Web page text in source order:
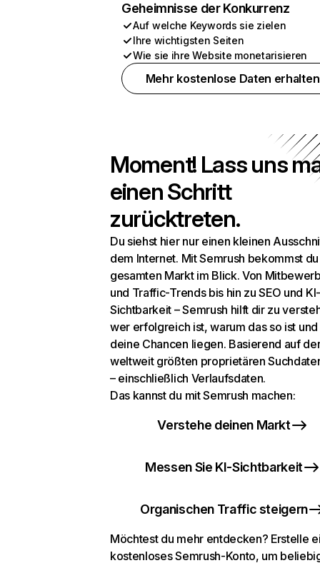
Geheimnisse der Konkurrenz
Auf welche Keywords sie zielen
Ihre wichtigsten Seiten
Wie sie ihre Website monetarisieren
Mehr kostenlose Daten erhalten
Moment! Lass uns
einen Schritt
zurücktreten.
Du siehst hier nur einen kleinen
dem Internet. Mit Semrush bekommst
gesamten Markt im Blick. Von
und Traffic-Trends bis hin zu SEO und KI-
Sichtbarkeit – Semrush hilft dir zu
wer erfolgreich ist, warum das so ist
deine Chancen liegen. Basierend auf
weltweit größten proprietären
– einschließlich Verlaufsdaten.
Das kannst du mit Semrush machen:
Verstehe deinen Markt
Messen Sie KI-Sichtbarkeit
Organischen Traffic steigern
Möchtest du mehr entdecken? Erstelle
kostenloses Semrush-Konto, um